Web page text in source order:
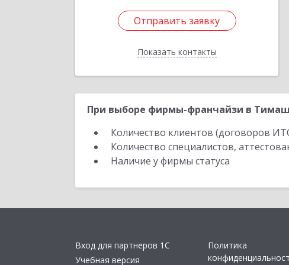
Отправить заявку
Показать контакты
Отправить заявку
Назад
При выборе фирмы-франчайзи в
Количество клиентов (договоров
Количество специалистов,
Наличие у фирмы статуса
Вход для партнеров 1С
Учебная версия
Политика